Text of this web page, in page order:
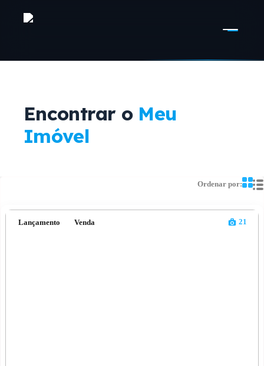
Encontrar o Meu
Imóvel
Ordenar por:
Lançamento Venda 21